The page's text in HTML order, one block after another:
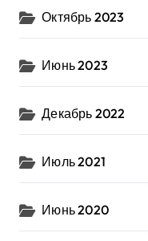
Октябрь 2023
Июнь 2023
Декабрь 2022
Июль 2021
Июнь 2020